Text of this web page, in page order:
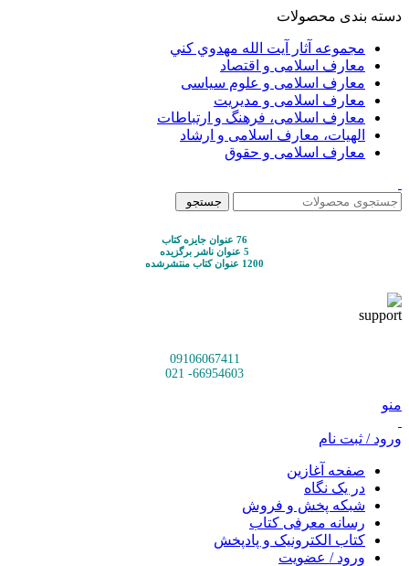
دسته بندی محصولات
مجموعه آثار آيت الله مهدوي كني
معارف اسلامی و اقتصاد
معارف اسلامی و علوم سیاسی
معارف اسلامی و مدیریت
معارف اسلامی، فرهنگ و ارتباطات
الهیات، معارف اسلامی و ارشاد
معارف اسلامی و حقوق
جستجو
76 عنوان جایزه کتاب
5 عنوان ناشر برگزیده
1200 عنوان کتاب منتشرشده
09106067411
66954603- 021
منو
ورود / ثبت نام
صفحه آغازین
در یک نگاه
شبکه پخش و فروش
رسانه معرفی کتاب
کتاب الکترونیک و پادپخش
ورود / عضویت